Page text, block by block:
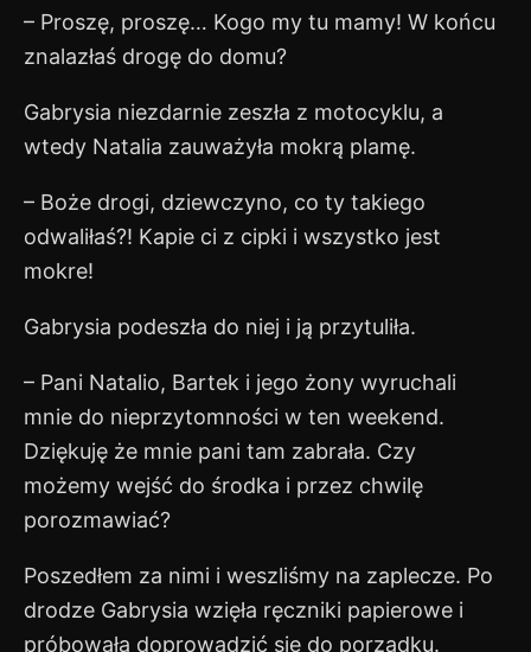
– Proszę, proszę… Kogo my tu mamy! W końcu
znalazłaś drogę do domu?
Gabrysia niezdarnie zeszła z motocyklu, a
wtedy Natalia zauważyła mokrą plamę.
– Boże drogi, dziewczyno, co ty takiego
odwaliłaś?! Kapie ci z cipki i wszystko jest
mokre!
Gabrysia podeszła do niej i ją przytuliła.
– Pani Natalio, Bartek i jego żony wyruchali
mnie do nieprzytomności w ten weekend.
Dziękuję że mnie pani tam zabrała. Czy
możemy wejść do środka i przez chwilę
porozmawiać?
Poszedłem za nimi i weszliśmy na zaplecze. Po
drodze Gabrysia wzięła ręczniki papierowe i
próbowała doprowadzić się do porządku.